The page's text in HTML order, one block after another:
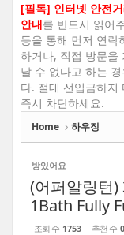
[필독] 인터넷 안전
안내를 반드시 읽어
등을 통해 먼저 연락
하거나, 직접 방문을
날 수 없다고 하는
다. 절대 선입금하지
즉시 차단하세요.
Home 하우징
방있어요
(어퍼알링턴)
1Bath Fully
조회 수 1753 추천 수 0